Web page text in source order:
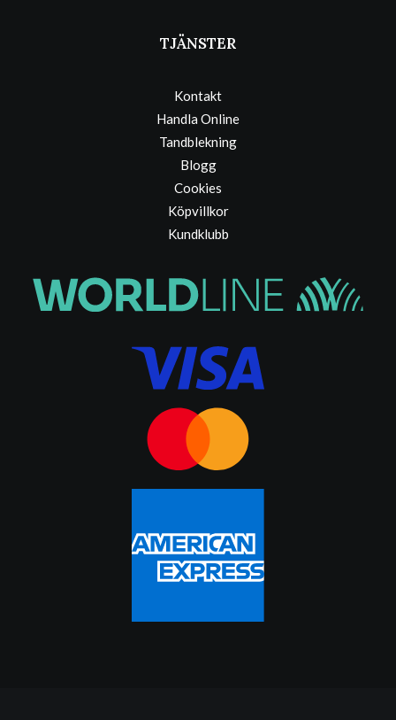
TJÄNSTER
Kontakt
Handla Online
Tandblekning
Blogg
Cookies
Köpvillkor
Kundklubb